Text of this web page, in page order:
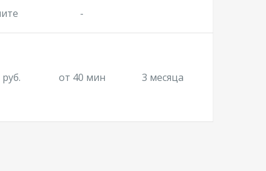
-
от 40 мин 3 месяца